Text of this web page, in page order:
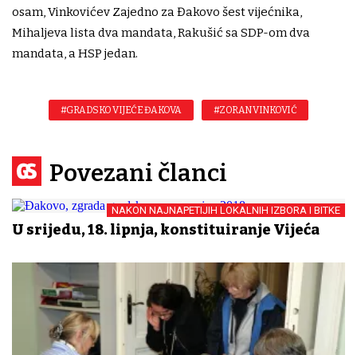
osam, Vinkovićev Zajedno za Đakovo šest vijećnika,
Mihaljeva lista dva mandata, Rakušić sa SDP-om dva
mandata, a HSP jedan.
#GRADSKO VIJEĆE ĐAKOVA #ZORAN VINKOVIĆ
Povezani članci
NAKON NAJNAPETIJIH LOKALNIH IZBORA I BITKE
U srijedu, 18. lipnja, konstituiranje Vijeća